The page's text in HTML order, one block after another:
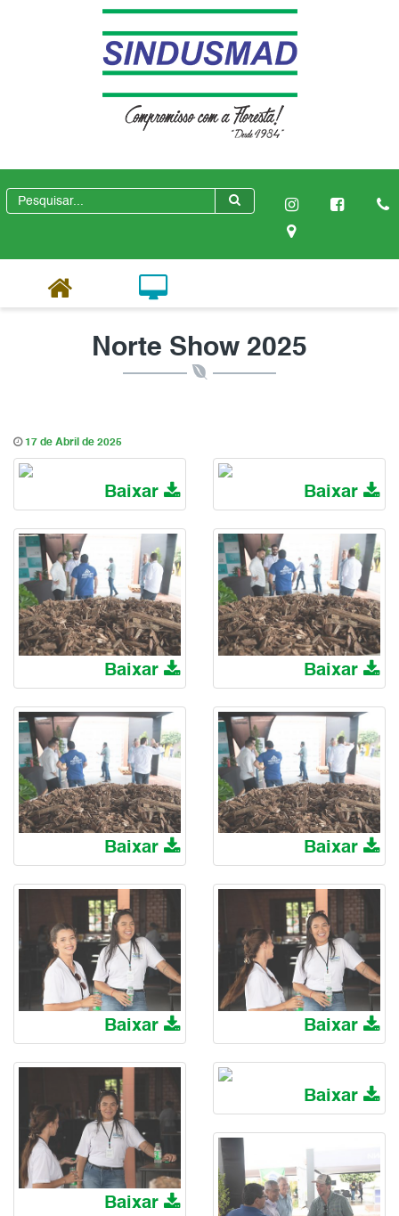
Norte Show 2025
17 de Abril de 2025
Baixar Baixar
Baixar Baixar
Baixar Baixar
Baixar Baixar
Baixar
Baixar